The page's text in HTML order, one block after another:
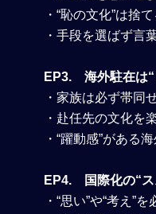
・“恥の文化”は捨
・手段を選ばず言
EP3. 海外駐在は“
・家族は必ず帯同
・赴任先の文化を
・“躍動感”がある
EP4. 国際化の“ス
・“思い”や“考え”